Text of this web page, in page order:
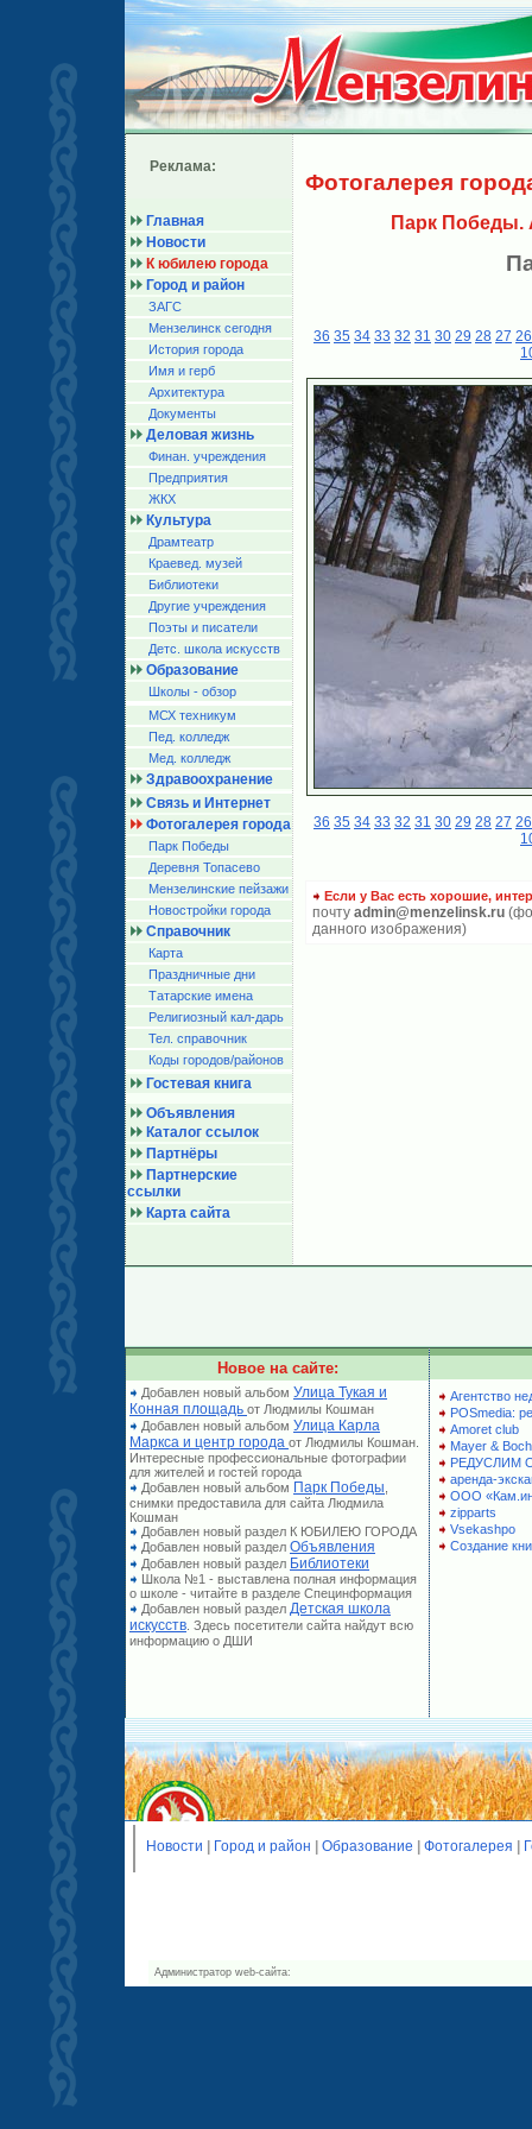
Реклама:
Главная
Новости
К юбилею города
Город и район
ЗАГС
Мензелинск сегодня
История города
Имя и герб
Архитектура
Документы
Деловая жизнь
Финан. учреждения
Предприятия
ЖКХ
Культура
Драмтеатр
Краевед. музей
Библиотеки
Другие учреждения
Поэты и писатели
Детс. школа искусств
Образование
Школы - обзор
МСХ техникум
Пед. колледж
Мед. колледж
Здравоохранение
Связь и Интернет
Фотогалерея города
Парк Победы
Деревня Топасево
Мензелинские пейзажи
Новостройки города
Справочник
Карта
Праздничные дни
Татарские имена
Религиозный кал-дарь
Тел. справочник
Коды городов/райoнов
Гостевая книга
Объявления
Каталог ссылок
Партнёры
Партнерские
ссылки
Карта сайта
Фотогалерея
Парк
36 35 34 33 32 31 30 29 28 27 26
36 35 34 33 32 31 30 29 28 27 26
Если у Вас есть хорошие,
почту admin@menzelinsk.ru
данного изображения)
Новое на сайте:
Добавлен новый альбом Улица Тукая и
Конная площадь от Людмилы Кошман
Добавлен новый альбом Улица Карла
Маркса и центр города от Людмилы Кошман.
Интересные профессиональные фотографии
для жителей и гостей города
Добавлен новый альбом Парк Победы
снимки предоставила для сайта Людмила
Кошман
Добавлен новый раздел К ЮБИЛЕЮ ГОРОДА
Добавлен новый раздел Объявления
Добавлен новый раздел Библиотеки
Школа №1 - выставлена полная информация
о школе - читайте в разделе Специнформация
Добавлен новый раздел Детская школа
искусств . Здесь посетители сайта найдут всю
информацию о ДШИ
Агентство
POSmedia:
Amoret club
Mayer & Boch
РЕДУСЛИМ
аренда-
ООО
zipparts
Vsekashpo
Создание
Новости Город и район Образование Фотогалерея
Администратор web-сайта: